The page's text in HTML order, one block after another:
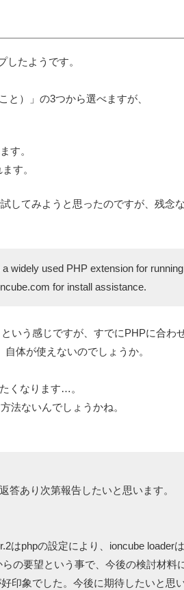
したようです。
と）」の3つから選べますが、
す。
す。
してみようと思ったのですが、残念
widely used PHP extension for
for install assistance.
いう感じですが、すでにPHPに合わ
体が使えないのでしょうか。
くなります…。
法ないんでしょうかね。
答あり次第報告したいと思います。
はphpの設定により、ioncube loader
の要望という事で、今後の検討材料
印象でした。今後に期待したいと思い